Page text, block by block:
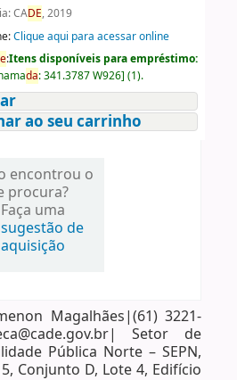
CADE, 2019
Clique aqui para acessar online
:Itens disponíveis para empréstimo:
da:341.3787 W926] (1).
ao seu carrinho
encontrou o
procura?
Faça uma
sugestão de
aquisição
Magalhães|(61) 3221-
Setor de
Pública Norte – SEPN,
Conjunto D, Lote 4, Edifício